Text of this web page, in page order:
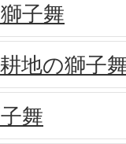
子舞
地の獅子
舞